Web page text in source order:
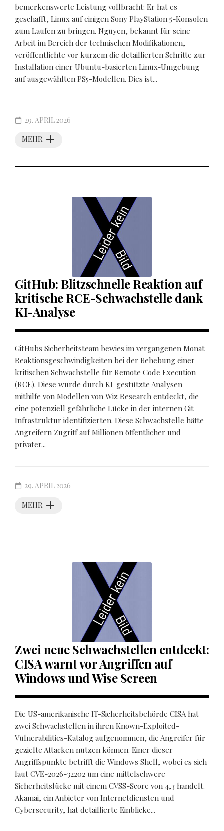
bemerkenswerte Leistung vollbracht: Er hat es
geschafft, Linux auf einigen Sony PlayStation 5-Konsolen
zum Laufen zu bringen. Nguyen, bekannt für seine
Arbeit im Bereich der technischen Modifikationen,
veröffentlichte vor kurzem die detaillierten Schritte zur
Installation einer Ubuntu-basierten Linux-Umgebung
auf ausgewählten PS5-Modellen. Dies ist...
MEHR
29. APRIL 2026
GitHub: Blitzschnelle Reaktion auf
kritische RCE-Schwachstelle dank
KI-Analyse
GitHubs Sicherheitsteam bewies im vergangenen Monat
Reaktionsgeschwindigkeiten bei der Behebung einer
kritischen Schwachstelle für Remote Code Execution
(RCE). Diese wurde durch KI-gestützte Analysen
mithilfe von Modellen von Wiz Research entdeckt, die
eine potenziell gefährliche Lücke in der internen Git-
Infrastruktur identifizierten. Diese Schwachstelle hätte
Angreifern Zugriff auf Millionen öffentlicher und
privater...
MEHR
29. APRIL 2026
Zwei neue Schwachstellen entdeckt:
CISA warnt vor Angriffen auf
Windows und Wise Screen
Die US-amerikanische IT-Sicherheitsbehörde CISA hat
zwei Schwachstellen in ihren Known-Exploited-
Vulnerabilities-Katalog aufgenommen, die Angreifer für
gezielte Attacken nutzen können. Einer dieser
Angriffspunkte betrifft die Windows Shell, wobei es sich
laut CVE-2026-32202 um eine mittelschwere
Sicherheitslücke mit einem CVSS-Score von 4,3 handelt.
Akamai, ein Anbieter von Internetdiensten und
Cybersecurity, hat detaillierte Einblicke...